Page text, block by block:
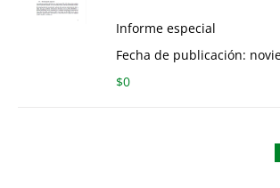
Informe especial
Fecha de publicación:
$0